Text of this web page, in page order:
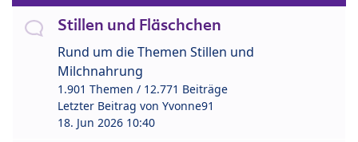
Stillen und Fläschchen
Rund um die Themen Stillen und
Milchnahrung
1.901 Themen / 12.771 Beiträge
Letzter Beitrag von Yvonne91
18. Jun 2026 10:40